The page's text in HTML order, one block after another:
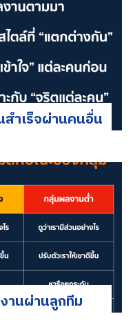
ำเร็จผ่านคนอื่น
านผ่านลูกทีม